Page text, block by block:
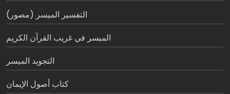
التفسير الميسر (مصور)
الميسر في غريب القرآن الكريم
التجويد الميسر
كتاب أصول الإيمان